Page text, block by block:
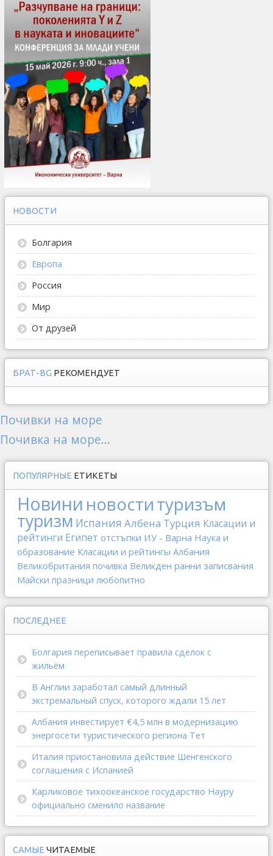
НОВОСТИ
Болгария
Европа
Россия
Мир
От друзей
БРАТ-BG РЕКОМЕНДУЕТ
Почивки на море
Почивка на море...
ПОПУЛЯРНЫЕ ЕТИКЕТЫ
Новини новоституризъм
туризм Испания Албена Турция Класации и
рейтинги Египет отстъпки ИУ - Варна Наука и
образование Класации и рейтингы Албания
Великобритания почивка Великден ранни записвания
Майски празници любопитно
ПОСЛЕДНЕЕ
Болгария переписывает правила сделок с
жильём
В Англии заработал самый длинный
экстремальный спуск, которого ждали 15 лет
Албания инвестирует €4,5 млн в модернизацию
энергосети туристического региона Тет
Италия приостановила действие Шенгенского
соглашения с Испанией
Карликовое тихоокеанское государство Науру
официально сменило название
САМЫЕ ЧИТАЕМЫЕ